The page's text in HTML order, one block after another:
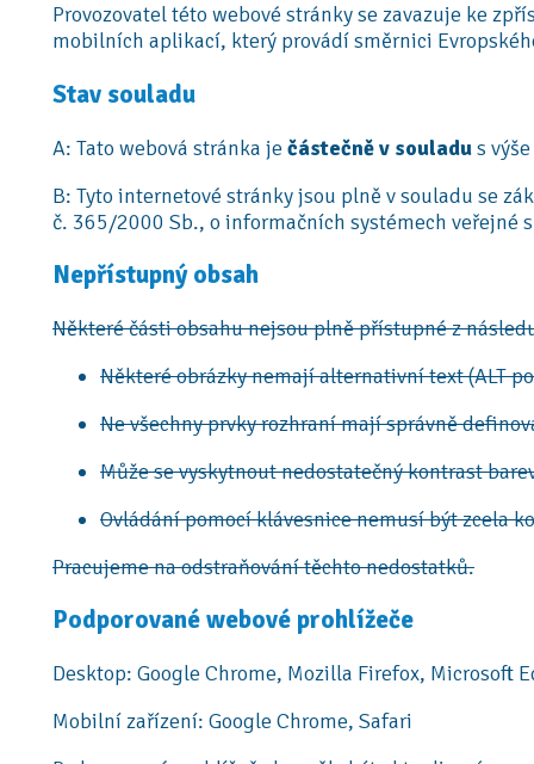
Provozovatel této webové stránky se zavazuje ke
mobilních aplikací, který provádí směrnici
Stav souladu
A: Tato webová stránka je částečně v souladus
B: Tyto internetové stránky jsou plně v souladu se
č. 365/2000 Sb., o informačních systémech veřejné
Nepřístupný obsah
Některé části obsahu nejsou plně přístupné z
Některé obrázky nemají alternativní text (ALT
Ne všechny prvky rozhraní mají správně
Může se vyskytnout nedostatečný kontrast
Ovládání pomocí klávesnice nemusí být zcela
Pracujeme na odstraňování těchto nedostatků.
Podporované webové prohlížeče
Desktop: Google Chrome, Mozilla Firefox, Microsoft
Mobilní zařízení: Google Chrome, Safari